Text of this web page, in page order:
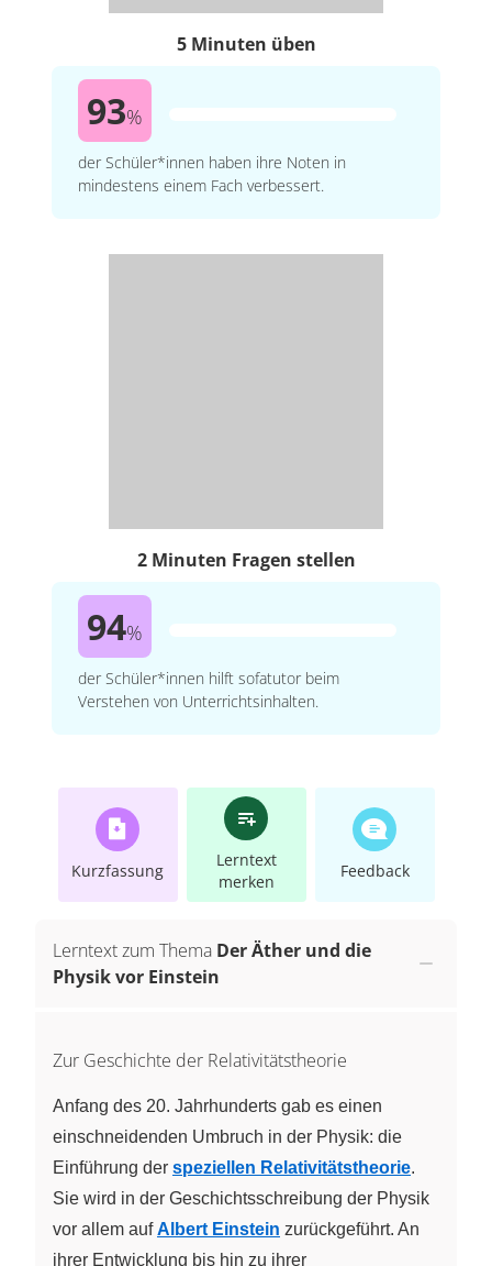
5 Minuten üben
93%
der Schüler*innen haben ihre Noten in
mindestens einem Fach verbessert.
2 Minuten Fragen stellen
94%
der Schüler*innen hilft sofatutor beim
Verstehen von Unterrichtsinhalten.
Kurzfassung
Lerntext
merken
Feedback
Lerntext zum Thema Der Äther und die
Physik vor Einstein
Zur Geschichte der Relativitätstheorie
Anfang des 20. Jahrhunderts gab es einen
einschneidenden Umbruch in der Physik: die
Einführung der speziellen Relativitätstheorie.
Sie wird in der Geschichtsschreibung der Physik
vor allem aufAlbert Einstein zurückgeführt. An
ihrer Entwicklung bis hin zu ihrer